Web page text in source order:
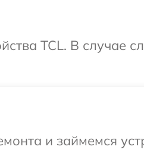
TCL. В случае
и займемся